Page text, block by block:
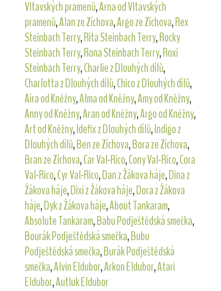
Vltavských pramenů,Arna od Vltavských
pramenů,Alan ze Zíchova,Argo ze Zíchova,Rex
Steinbach Terry,Rita Steinbach Terry,Rocky
Steinbach Terry,Rona Steinbach Terry,Roxi
Steinbach Terry,Charlie z Dlouhých dílů,
Charlotta z Dlouhých dílů,Chico z Dlouhých dílů,
Aira od Kněžny,Alma od Kněžny,Amy od Kněžny,
Anny od Kněžny,Aran od Kněžny,Argo od Kněžny,
Art od Kněžny,Idefix z Dlouhých dílů,Indigo z
Dlouhých dílů,Ben ze Zíchova,Bora ze Zíchova,
Bran ze Zíchova,Car Val-Rico,Cony Val-Rico,Cora
Val-Rico,Cyr Val-Rico,Dan z Žákova háje,Dina z
Žákova háje,Dixi z Žákova háje,Dora z Žákova
háje,Dyk z Žákova háje,About Tankaram,
Absolute Tankaram,Babu Podještědská smečka,
Bourák Podještědská smečka,Bubu
Podještědská smečka,Burák Podještědská
smečka,Alvin Eldubor,Arkon Eldubor,Atari
Eldubor,Autluk Eldubor